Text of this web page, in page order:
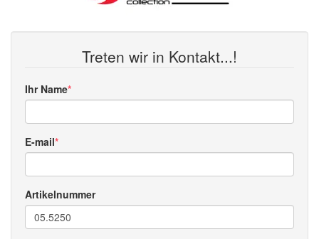
Treten wir in Kontakt...!
Ihr Name
E-mail
Artikelnummer